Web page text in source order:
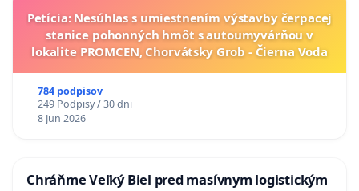
Petícia: Nesúhlas s umiestnením výstavby čerpacej
stanice pohonných hmôt s autoumyvárňou v
lokalite PROMCEN, Chorvátsky Grob - Čierna Voda
784 podpisov
249 Podpisy / 30 dni
8 Jun 2026
Chráňme Veľký Biel pred masívnym logistickým